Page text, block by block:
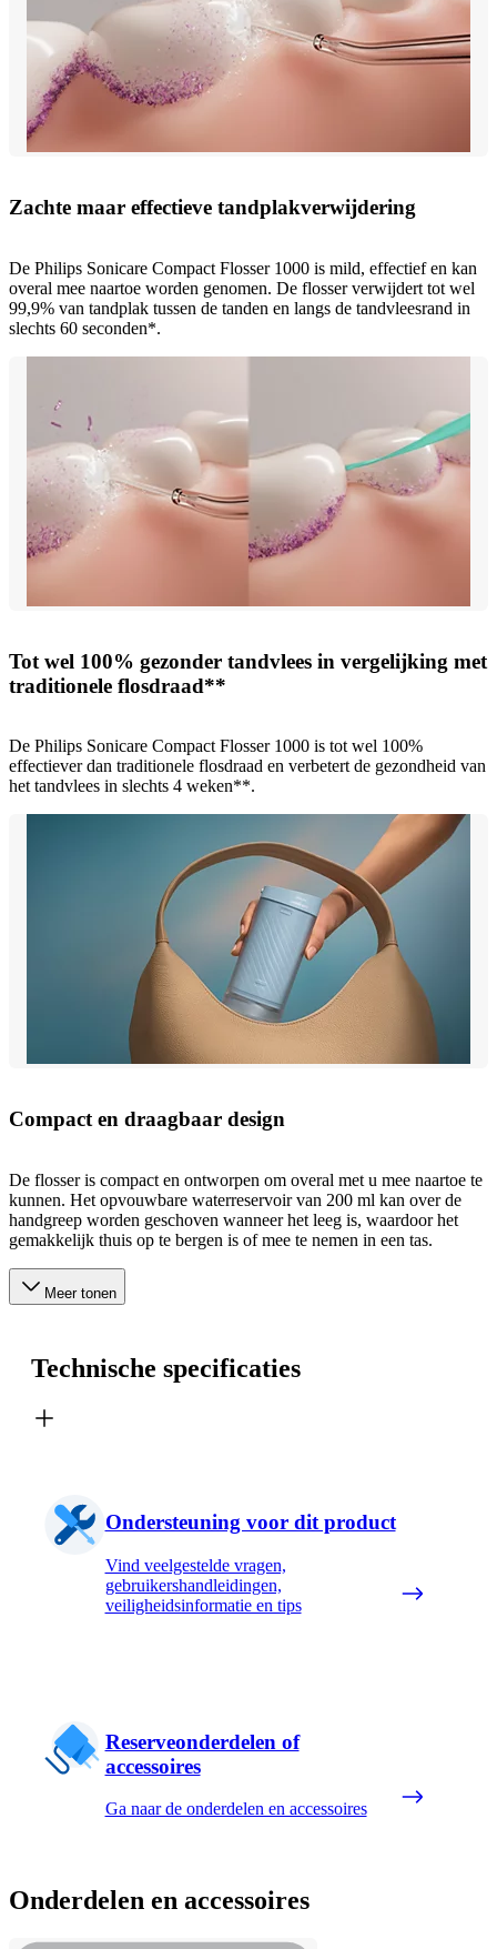
Zachte maar effectieve tandplakverwijdering
De Philips Sonicare Compact Flosser 1000 is mild, effectief en kan
overal mee naartoe worden genomen. De flosser verwijdert tot wel
99,9% van tandplak tussen de tanden en langs de tandvleesrand in
slechts 60 seconden*.
Tot wel 100% gezonder tandvlees in vergelijking met
traditionele flosdraad**
De Philips Sonicare Compact Flosser 1000 is tot wel 100%
effectiever dan traditionele flosdraad en verbetert de gezondheid van
het tandvlees in slechts 4 weken**.
Compact en draagbaar design
De flosser is compact en ontworpen om overal met u mee naartoe te
kunnen. Het opvouwbare waterreservoir van 200 ml kan over de
handgreep worden geschoven wanneer het leeg is, waardoor het
gemakkelijk thuis op te bergen is of mee te nemen in een tas.
Meer tonen
Technische specificaties
Ondersteuning voor dit product
Vind veelgestelde vragen,
gebruikershandleidingen,
veiligheidsinformatie en tips
Reserveonderdelen of
accessoires
Ga naar de onderdelen en accessoires
Onderdelen en accessoires